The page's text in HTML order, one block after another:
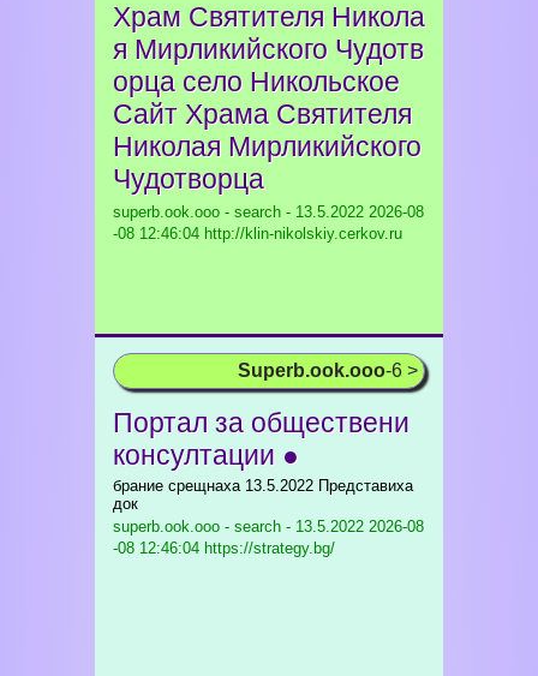
Храм Святителя Никола
я Мирликийского Чудотв
орца село Никольское
Сайт Храма Святителя
Николая Мирликийского
Чудотворца
superb.ook.ooo - search - 13.5.2022 2026-08
-08 12:46:04 http://klin-nikolskiy.cerkov.ru
Superb.ook.ooo-6 >
Портал за обществени
консултации ●
брание срещнаха 13.5.2022 Представиха
док
superb.ook.ooo - search - 13.5.2022 2026-08
-08 12:46:04 https://strategy.bg/